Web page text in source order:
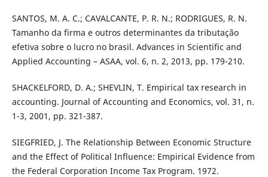
SANTOS, M. A. C.; CAVALCANTE, P. R. N.; RODRIGUES, R. N.
Tamanho da firma e outros determinantes da tributação
efetiva sobre o lucro no brasil. Advances in Scientific and
Applied Accounting – ASAA, vol. 6, n. 2, 2013, pp. 179-210.
SHACKELFORD, D. A.; SHEVLIN, T. Empirical tax research in
accounting. Journal of Accounting and Economics, vol. 31, n.
1-3, 2001, pp. 321-387.
SIEGFRIED, J. The Relationship Between Economic Structure
and the Effect of Political Influence: Empirical Evidence from
the Federal Corporation Income Tax Program. 1972.